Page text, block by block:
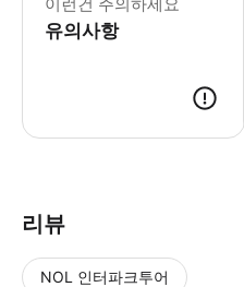
유의사항
리뷰
NOL 인터파크투어